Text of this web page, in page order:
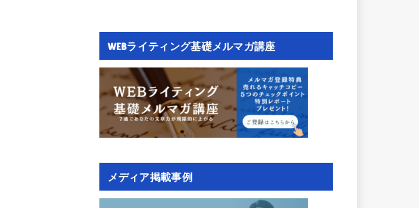
WEBライティング基礎メルマガ講座
メディア掲載事例